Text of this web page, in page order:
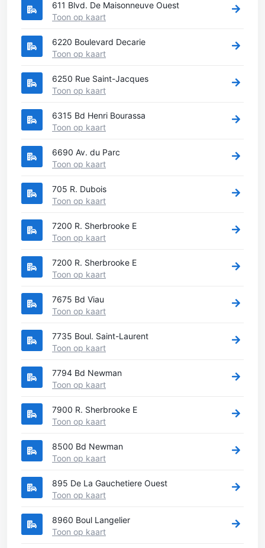
611 Blvd. De Maisonneuve Ouest
Toon op kaart
6220 Boulevard Decarie
Toon op kaart
6250 Rue Saint-Jacques
Toon op kaart
6315 Bd Henri Bourassa
Toon op kaart
6690 Av. du Parc
Toon op kaart
705 R. Dubois
Toon op kaart
7200 R. Sherbrooke E
Toon op kaart
7200 R. Sherbrooke E
Toon op kaart
7675 Bd Viau
Toon op kaart
7735 Boul. Saint-Laurent
Toon op kaart
7794 Bd Newman
Toon op kaart
7900 R. Sherbrooke E
Toon op kaart
8500 Bd Newman
Toon op kaart
895 De La Gauchetiere Ouest
Toon op kaart
8960 Boul Langelier
Toon op kaart